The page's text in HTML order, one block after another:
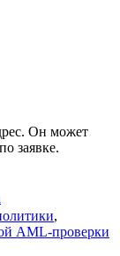
Он может
заявке.
,
AML-проверки